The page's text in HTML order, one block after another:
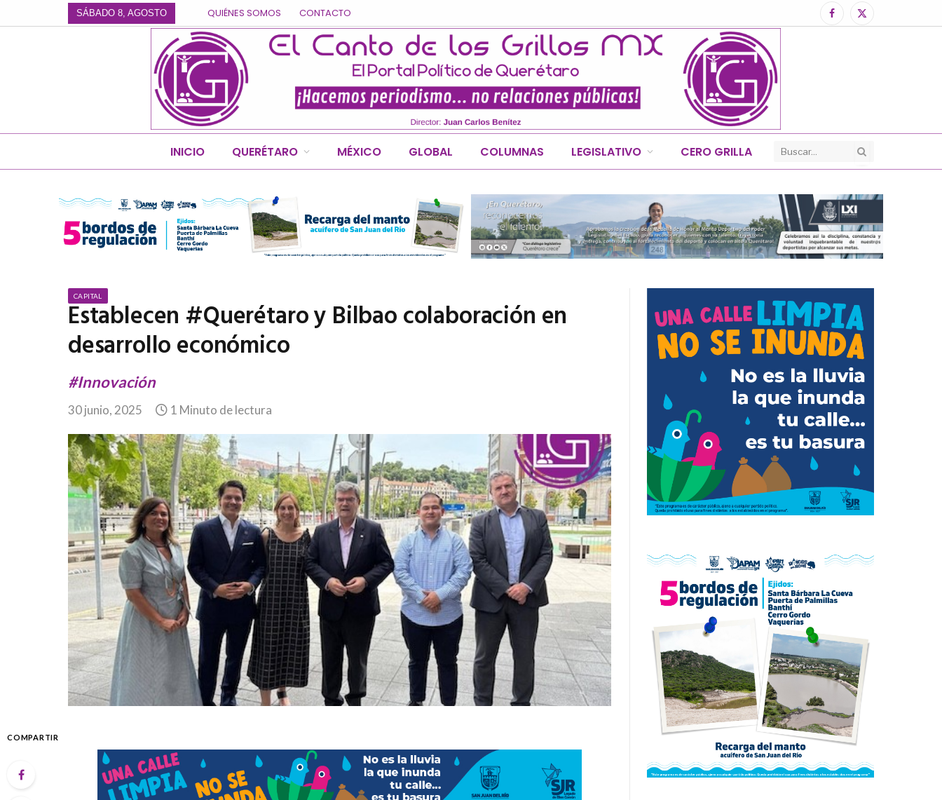
SÁBADO 8, AGOSTO QUIÉNES SOMOS CONTACTO Facebook
X
INICIO QUERÉTARO MÉXICO GLOBAL COLUMNAS LEGISLATIVO CERO GRILLA
CAPITAL
Establecen #Querétaro y Bilbao colaboración en
desarrollo económico
#Innovación
30 junio, 2025 1 Minuto de lectura
COMPARTIR